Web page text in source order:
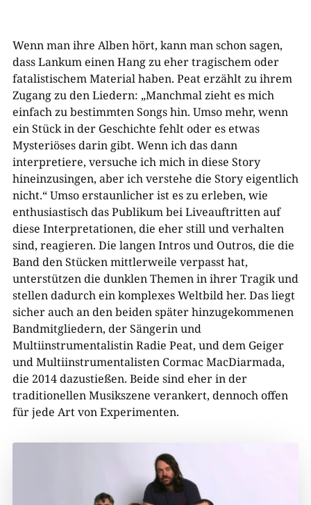
Wenn man ihre Alben hört, kann man schon sagen,
dass Lankum einen Hang zu eher tragischem oder
fatalistischem Material haben. Peat erzählt zu ihrem
Zugang zu den Liedern: „Manchmal zieht es mich
einfach zu bestimmten Songs hin. Umso mehr, wenn
ein Stück in der Geschichte fehlt oder es etwas
Mysteriöses darin gibt. Wenn ich das dann
interpretiere, versuche ich mich in diese Story
hineinzusingen, aber ich verstehe die Story eigentlich
nicht.“ Umso erstaunlicher ist es zu erleben, wie
enthusiastisch das Publikum bei Liveauftritten auf
diese Interpretationen, die eher still und verhalten
sind, reagieren. Die langen Intros und Outros, die die
Band den Stücken mittlerweile verpasst hat,
unterstützen die dunklen Themen in ihrer Tragik und
stellen dadurch ein komplexes Weltbild her. Das liegt
sicher auch an den beiden später hinzugekommenen
Bandmitgliedern, der Sängerin und
Multiinstrumentalistin Radie Peat, und dem Geiger
und Multiinstrumentalisten Cormac MacDiarmada,
die 2014 dazustießen. Beide sind eher in der
traditionellen Musikszene verankert, dennoch offen
für jede Art von Experimenten.